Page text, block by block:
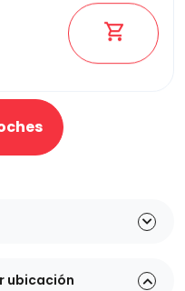
ubicación